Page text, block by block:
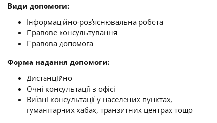
Види допомоги:
Інформаційно-роз’яснювальна робота
Правове консультування
Правова допомога
Форма надання допомоги:
Дистанційно
Очні консультації в офісі
Виїзні консультації у населених пунктах,
гуманітарних хабах, транзитних центрах тощо